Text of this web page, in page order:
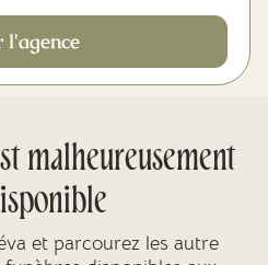
l'agence
malheureusement
et parcourez les autre